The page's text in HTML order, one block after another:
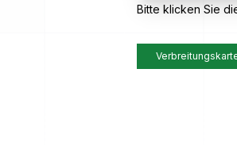
Bitte klicken Sie